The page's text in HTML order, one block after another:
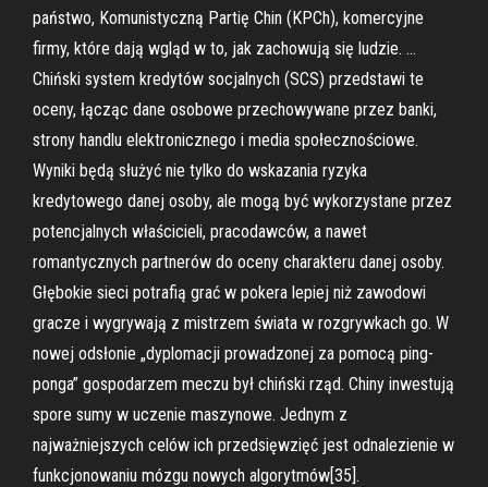
państwo, Komunistyczną Partię Chin (KPCh), komercyjne
firmy, które dają wgląd w to, jak zachowują się ludzie. …
Chiński system kredytów socjalnych (SCS) przedstawi te
oceny, łącząc dane osobowe przechowywane przez banki,
strony handlu elektronicznego i media społecznościowe.
Wyniki będą służyć nie tylko do wskazania ryzyka
kredytowego danej osoby, ale mogą być wykorzystane przez
potencjalnych właścicieli, pracodawców, a nawet
romantycznych partnerów do oceny charakteru danej osoby.
Głębokie sieci potrafią grać w pokera lepiej niż zawodowi
gracze i wygrywają z mistrzem świata w rozgrywkach go. W
nowej odsłonie „dyplomacji prowadzonej za pomocą ping-
ponga” gospodarzem meczu był chiński rząd. Chiny inwestują
spore sumy w uczenie maszynowe. Jednym z
najważniejszych celów ich przedsięwzięć jest odnalezienie w
funkcjonowaniu mózgu nowych algorytmów[35].